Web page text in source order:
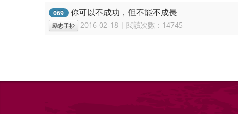
069 你可以不成功，但不能不成長
勵志手抄 2016-02-18 | 閱讀次數：14745